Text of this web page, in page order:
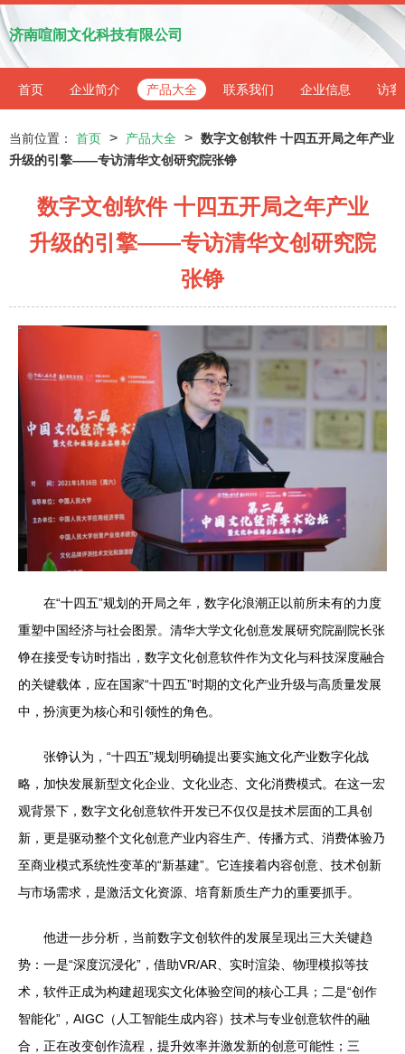
济南喧闹文化科技有限公司
首页 企业简介 产品大全 联系我们 企业信息 访客
当前位置： 首页 > 产品大全 > 数字文创软件 十四五开局之年产业
升级的引擎——专访清华文创研究院张铮
数字文创软件 十四五开局之年产业
升级的引擎——专访清华文创研究院
张铮
在“十四五”规划的开局之年，数字化浪潮正以前所未有的力度
重塑中国经济与社会图景。清华大学文化创意发展研究院副院长张
铮在接受专访时指出，数字文化创意软件作为文化与科技深度融合
的关键载体，应在国家“十四五”时期的文化产业升级与高质量发展
中，扮演更为核心和引领性的角色。
张铮认为，“十四五”规划明确提出要实施文化产业数字化战
略，加快发展新型文化企业、文化业态、文化消费模式。在这一宏
观背景下，数字文化创意软件开发已不仅仅是技术层面的工具创
新，更是驱动整个文化创意产业内容生产、传播方式、消费体验乃
至商业模式系统性变革的“新基建”。它连接着内容创意、技术创新
与市场需求，是激活文化资源、培育新质生产力的重要抓手。
他进一步分析，当前数字文创软件的发展呈现出三大关键趋
势：一是“深度沉浸化”，借助VR/AR、实时渲染、物理模拟等技
术，软件正成为构建超现实文化体验空间的核心工具；二是“创作
智能化”，AIGC（人工智能生成内容）技术与专业创意软件的融
合，正在改变创作流程，提升效率并激发新的创意可能性；三